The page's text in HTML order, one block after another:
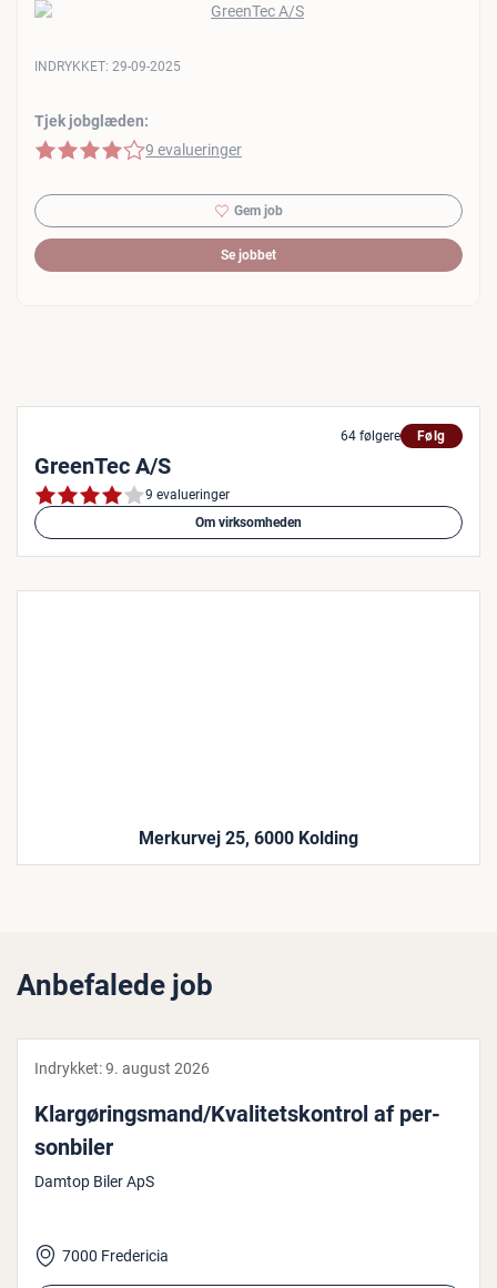
Tjek jobglæden:
4 af 5 stjerner
9 evalueringer
INDRYKKET: 29-09-2025
Gem job
Se jobbet
64 følgere Følg
GreenTec A/S
9 evalueringer
Om virksomheden
Merkurvej 25, 6000 Kolding
Anbefalede job
Indrykket:9. august 2026
Kl­ar­gø­rings­mand/Kva­li­tets­kon­trol af per­
son­bi­ler
Damtop Biler ApS
7000 Fredericia